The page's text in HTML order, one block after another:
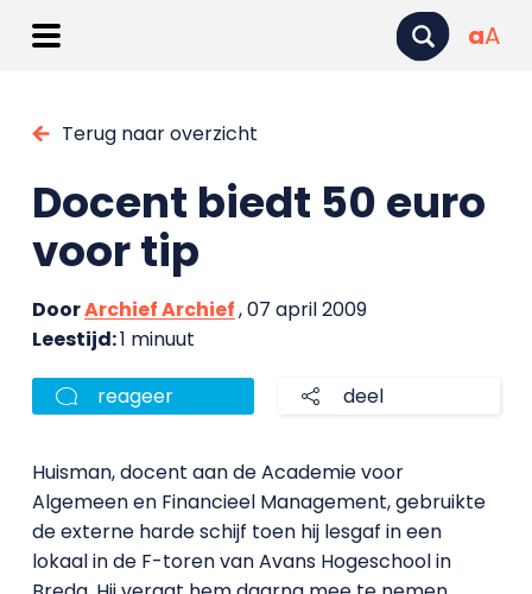
aA
Terug naar overzicht
Docent biedt 50 euro
voor tip
DoorArchief Archief, 07 april 2009
Leestijd:1 minuut
reageer deel
Huisman, docent aan de Academie voor
Algemeen en Financieel Management, gebruikte
de externe harde schijf toen hij lesgaf in een
lokaal in de F-toren van Avans Hogeschool in